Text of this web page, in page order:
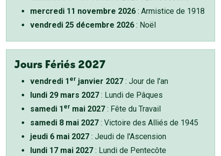
mercredi 11 novembre 2026 : Armistice de 1918
vendredi 25 décembre 2026 : Noël
Jours Fériés 2027
vendredi 1 er janvier 2027 : Jour de l'an
lundi 29 mars 2027 : Lundi de Pâques
samedi 1 er mai 2027 : Fête du Travail
samedi 8 mai 2027 : Victoire des Alliés de 1945
jeudi 6 mai 2027 : Jeudi de l'Ascension
lundi 17 mai 2027 : Lundi de Pentecôte